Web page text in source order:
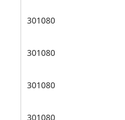
301080
301080
301080
301080